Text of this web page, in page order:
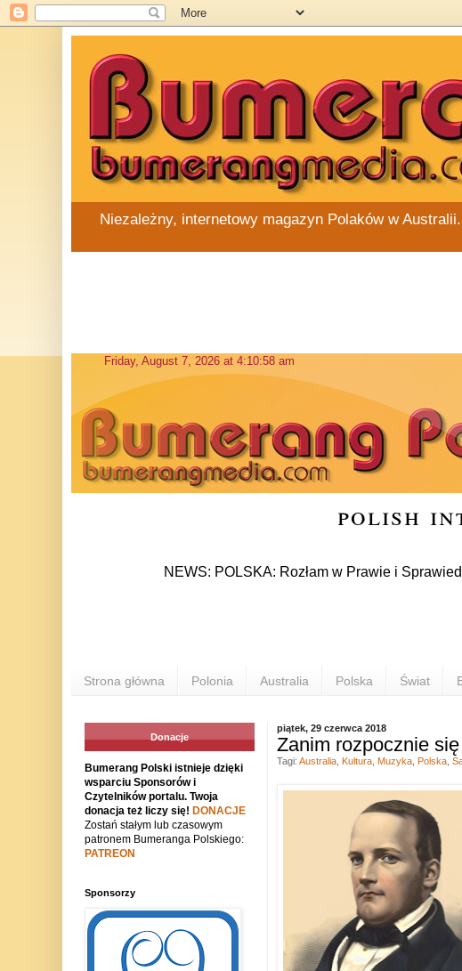
Niezależny, internetowy magazyn Polaków w
polish
NEWS: POLSKA: Rozłam w Prawie i
Strona główna Polonia Australia Polska Świat
piątek, 29 czerwca 2018
Zanim rozpocznie
Tagi: Australia, Kultura, Muzyka, Polska,
Donacje
Bumerang Polski istnieje dzięki
wsparciu Sponsorów i
Czytelników portalu. Twoja
donacja też liczy się! DONACJE
Zostań stałym lub czasowym
patronem Bumeranga Polskiego:
PATREON
Sponsorzy